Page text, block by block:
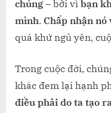
chúng – bởi vì bạn
mình. Chấp nhận nó
quá khứ ngủ yên,
Trong cuộc đời,
khác đem lại hạnh
điều phải do ta tạo